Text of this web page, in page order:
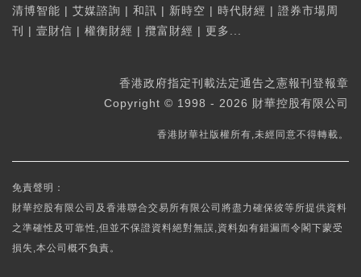
清博智能 | 艾媒諮詢 | 和訊 | 新時空 | 時代財經 | 證券市場周
刊
| 壹財信 | 權衡財經 | 攬富財經 | 更多...
香港政府指定刊載法定通告之憲報刊登報章
Copyright © 1998 - 2026 財華控股有限公司
香港財華社版權所有,未經同意不得轉載。
免責聲明：
財華控股有限公司及香港聯合交易所有限公司將盡力確保彼等所提供資料
之準確性及可靠性,但並不保證資料絕對無誤,資料如有錯漏而令閣下蒙受
損失,本公司概不負責。